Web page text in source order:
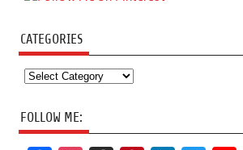
CATEGORIES
Categories
FOLLOW ME: